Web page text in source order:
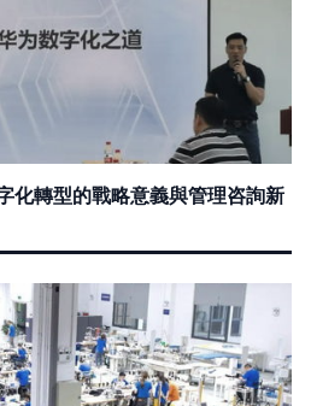
化轉型的戰略意義與管理咨詢新